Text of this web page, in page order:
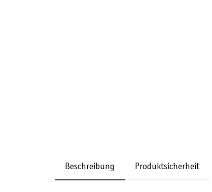
Beschreibung Produktsicherheit